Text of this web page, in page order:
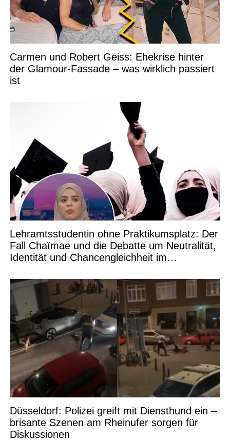
Carmen und Robert Geiss: Ehekrise hinter
der Glamour-Fassade – was wirklich passiert
ist
Lehramtsstudentin ohne Praktikumsplatz: Der
Fall Chaïmae und die Debatte um Neutralität,
Identität und Chancengleichheit im
Düsseldorf: Polizei greift mit Diensthund ein –
brisante Szenen am Rheinufer sorgen für
Diskussionen